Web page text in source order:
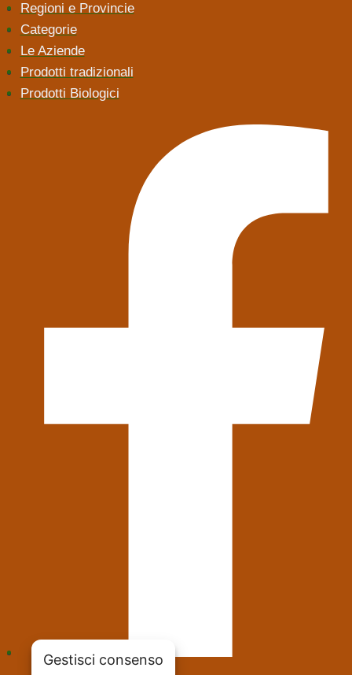
Regioni e Provincie
Categorie
Le Aziende
Prodotti tradizionali
Prodotti Biologici
Gestisci consenso